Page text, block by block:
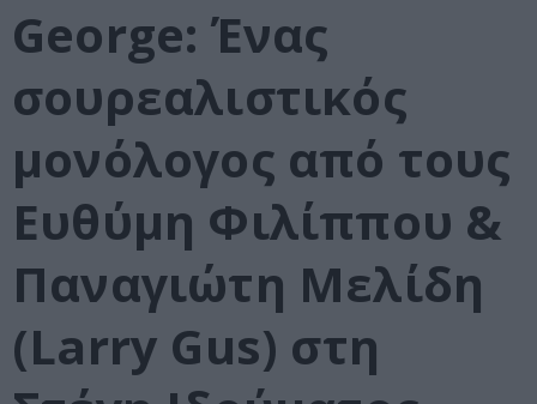
George: Ένας
σουρεαλιστικός
μονόλογος από τους
Ευθύμη Φιλίππου &
Παναγιώτη Μελίδη
(Larry Gus) στη